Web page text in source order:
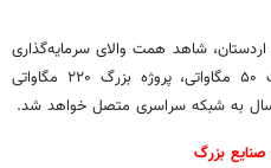
شاهد همت والای سرمایه‌گذاری
بودیم که پس از بهره‌برداری از ظرفیت ۵۰ مگاواتی، پروژه بزرگ ۲۲۰ مگاواتی
سال به شبکه سراسری متصل خواهد شد.
بزرگ